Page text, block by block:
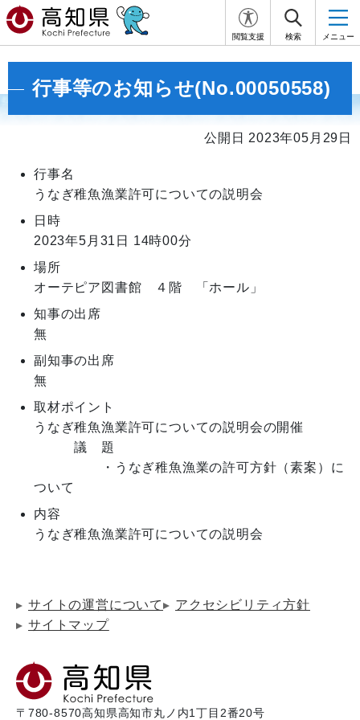
閲覧支援 検索 メニュー
行事等のお知らせ(No.00050558)
公開日 2023年05月29日
行事名
うなぎ稚魚漁業許可についての説明会
日時
2023年5月31日
14時00分
場所
オーテピア図書館 ４階 「ホール」
知事の出席
無
副知事の出席
無
取材ポイント
うなぎ稚魚漁業許可についての説明会の開催
議　題
・うなぎ稚魚漁業の許可方針（素案）に
内容
サイトの運営について
アクセシビリティ方針
サイトマップ
〒780-8570高知県高知市丸ノ内1丁目2番20号